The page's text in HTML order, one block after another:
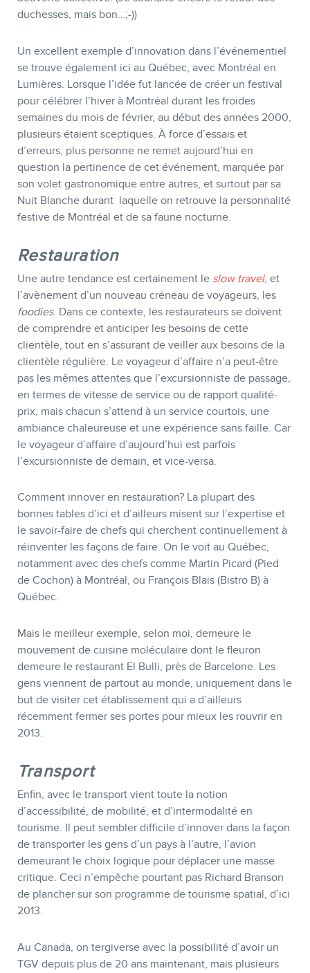
duchesses, mais bon…;-))
Un excellent exemple d’innovation dans l’événementiel
se trouve également ici au Québec, avec Montréal en
Lumières. Lorsque l’idée fut lancée de créer un festival
pour célébrer l’hiver à Montréal durant les froides
semaines du mois de février, au début des années 2000,
plusieurs étaient sceptiques. À force d’essais et
d’erreurs, plus personne ne remet aujourd’hui en
question la pertinence de cet événement, marquée par
son volet gastronomique entre autres, et surtout par sa
Nuit Blanche durant laquelle on retrouve la personnalité
festive de Montréal et de sa faune nocturne.
Restauration
Une autre tendance est certainement le slow travel, et
l’avènement d’un nouveau créneau de voyageurs, les
foodies. Dans ce contexte, les restaurateurs se doivent
de comprendre et anticiper les besoins de cette
clientèle, tout en s’assurant de veiller aux besoins de la
clientèle régulière. Le voyageur d’affaire n’a peut-être
pas les mêmes attentes que l’excursionniste de passage,
en termes de vitesse de service ou de rapport qualité-
prix, mais chacun s’attend à un service courtois, une
ambiance chaleureuse et une expérience sans faille. Car
le voyageur d’affaire d’aujourd’hui est parfois
l’excursionniste de demain, et vice-versa.
Comment innover en restauration? La plupart des
bonnes tables d’ici et d’ailleurs misent sur l’expertise et
le savoir-faire de chefs qui cherchent continuellement à
réinventer les façons de faire. On le voit au Québec,
notamment avec des chefs comme Martin Picard (Pied
de Cochon) à Montréal, ou François Blais (Bistro B) à
Québec.
Mais le meilleur exemple, selon moi, demeure le
mouvement de cuisine moléculaire dont le fleuron
demeure le restaurant El Bulli, près de Barcelone. Les
gens viennent de partout au monde, uniquement dans le
but de visiter cet établissement qui a d’ailleurs
récemment fermer ses portes pour mieux les rouvrir en
2013.
Transport
Enfin, avec le transport vient toute la notion
d’accessibilité, de mobilité, et d’intermodalité en
tourisme. Il peut sembler difficile d’innover dans la façon
de transporter les gens d’un pays à l’autre, l’avion
demeurant le choix logique pour déplacer une masse
critique. Ceci n’empêche pourtant pas Richard Branson
de plancher sur son programme de tourisme spatial, d’ici
2013.
Au Canada, on tergiverse avec la possibilité d’avoir un
TGV depuis plus de 20 ans maintenant, mais plusieurs